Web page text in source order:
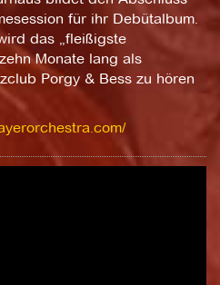
für ihr Debütalbum.
das „fleißigste
Monate lang als
Porgy & Bess zu hören